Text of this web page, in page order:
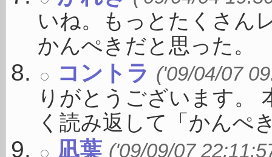
いね。もっとたくさん
かんぺきだと思った。
コントラ ('09/04/07
りがとうございます。
く読み返して「かんぺ
凪葉 ('09/09/07